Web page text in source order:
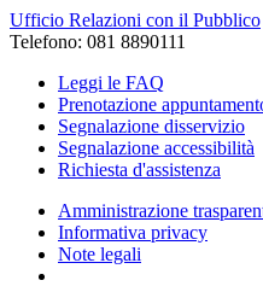
Ufficio Relazioni con il Pubblico
Telefono: 081 8890111
Leggi le FAQ
Prenotazione
Segnalazione disservizio
Segnalazione accessibilità
Richiesta d'assistenza
Amministrazione
Informativa privacy
Note legali